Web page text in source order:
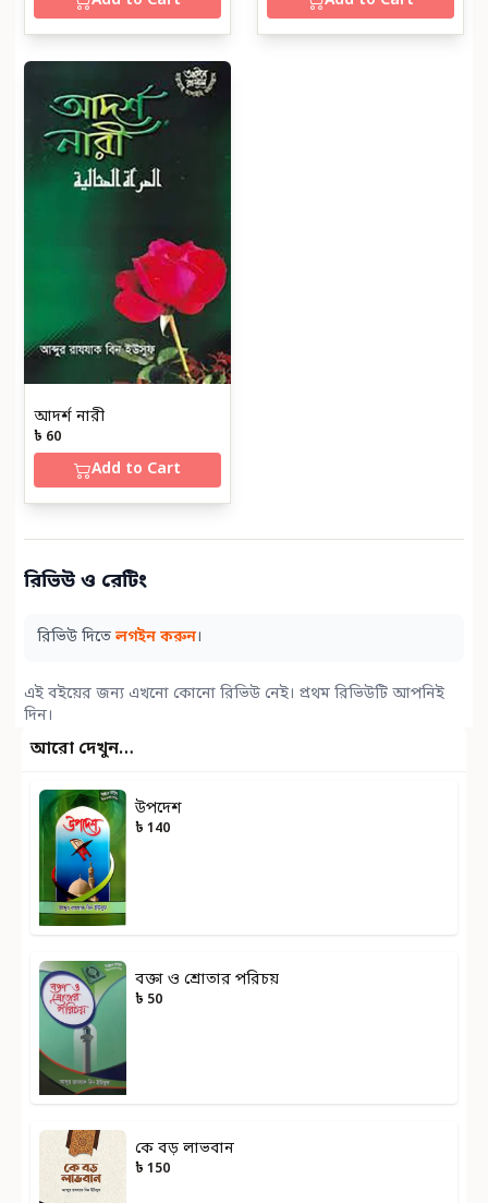
আদর্শ নারী
৳ 60
Add to Cart
রিভিউ ও রেটিং
রিভিউ দিতে লগইন করুন।
এই বইয়ের জন্য এখনো কোনো রিভিউ নেই। প্রথম রিভিউটি আপনিই
দিন।
আরো দেখুন…
উপদেশ
৳ 140
বক্তা ও শ্রোতার পরিচয়
৳ 50
কে বড় লাভবান
৳ 150